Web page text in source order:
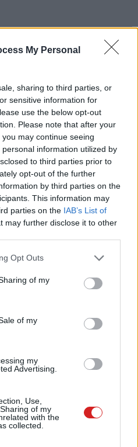
My Personal
sharing to third parties, or
sensitive information for
use the below opt-out
Please note that after your
may continue seeing
information utilized by
to third parties prior to
opt-out of the further
by third parties on the
This information may
parties on the IAB’s List of
may further disclose it to other
uses one or more Google
behaviour. You may click to
and its third-party tags to
purposes in below Google
Opt Outs
of my
of my
my
Advertising.
Use,
of my
with the
collected.
hitelesítés
választást kínál: vagy
mobilos appon keresztül
Válasszuk a text
és a Nextre kattintani.
kódot, amit be kell gépelni
képernyőn meg lehet
esetére felírandó
esetre kell, ha ki akarjuk
után jelszó és mobilos
a Dropbox felhőjébe.